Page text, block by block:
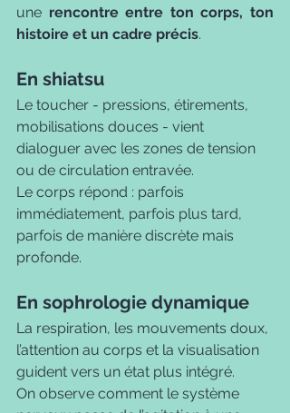
une rencontre entre ton corps, ton
histoire et un cadre précis.
En shiatsu
Le toucher - pressions, étirements,
mobilisations douces - vient
dialoguer avec les zones de tension
ou de circulation entravée.
Le corps répond : parfois
immédiatement, parfois plus tard,
parfois de manière discrète mais
profonde.
En sophrologie dynamique
La respiration, les mouvements doux,
l’attention au corps et la visualisation
guident vers un état plus intégré.
On observe comment le système